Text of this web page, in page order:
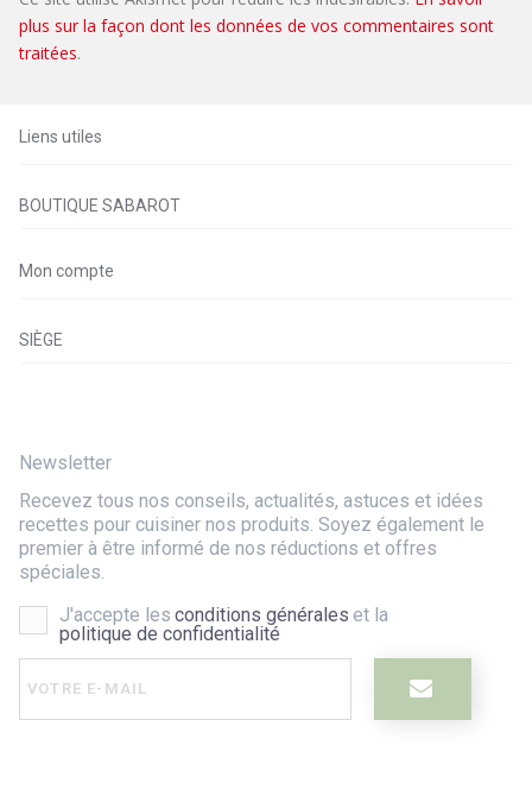
plus sur la façon dont les données de vos commentaires sont
traitées.
Liens utiles
BOUTIQUE SABAROT
Mon compte
SIÈGE
Newsletter
Recevez tous nos conseils, actualités, astuces et idées
recettes pour cuisiner nos produits. Soyez également le
premier à être informé de nos réductions et offres
spéciales.
J'accepte les conditions générales et la
politique de confidentialité